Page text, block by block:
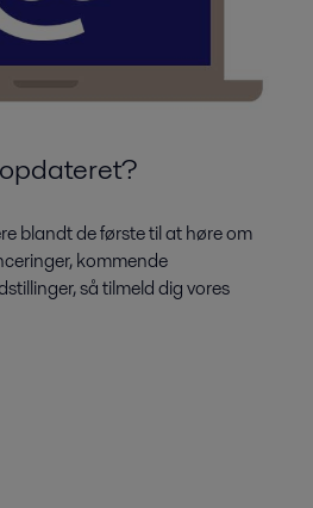
blandt de første til at høre om
kommende
så tilmeld dig vores